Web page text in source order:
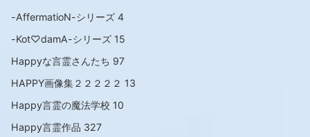
-AffermatioN-シリーズ 4
-Kot♡damA-シリーズ 15
Happyな言霊さんたち 97
HAPPY画像集２２２２２ 13
Happy言霊の魔法学校 10
Happy言霊作品 327